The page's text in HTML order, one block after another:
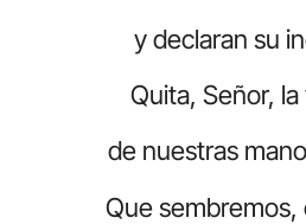
y declaran su
Quita, Señor,
de nuestras
Que sembremos,